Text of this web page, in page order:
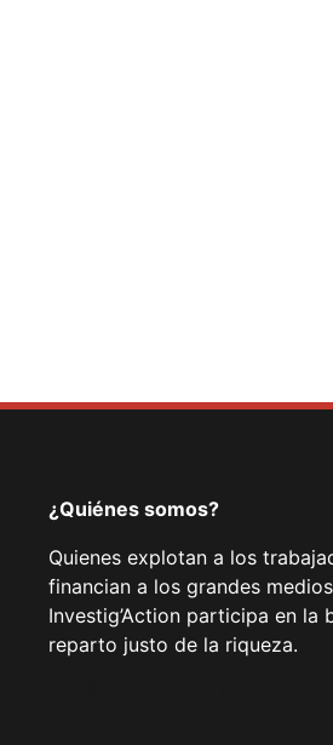
¿Quiénes somos?
Quienes explotan a los
financian a los grandes
Investig’Action participa en
reparto justo de la riqueza.